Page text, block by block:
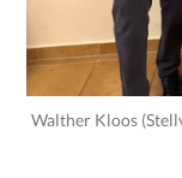
Walther Kloos